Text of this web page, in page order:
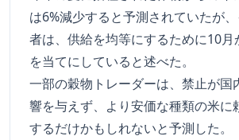
は6%減少すると予測されていたが
者は、供給を均等にするために10月
を当てにしていると述べた。
一部の穀物トレーダーは、禁止が国
響を与えず、より安価な種類の米に
するだけかもしれないと予測した。